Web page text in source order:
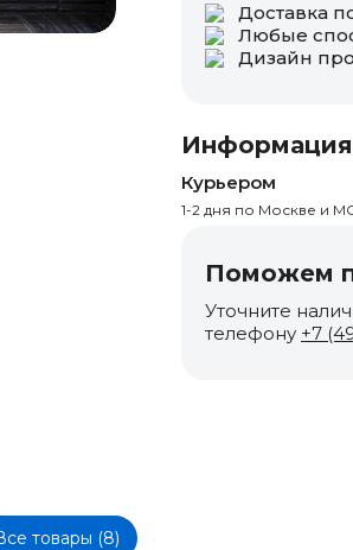
Доставка
Любые
Дизайн
Информация
Курьером
1-2 дня по Москве и
Поможем
Уточните
телефону +7
товары (8)